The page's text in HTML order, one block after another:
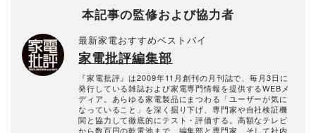
本記事の監修および協力者
最新家電おすすめベストバイ
家電批評編集部
『家電批評』は2009年11月創刊の月刊誌で、毎月3日に
発行している雑誌および家電専門情報を提供するWEBメ
ディア。あらゆる家電製品にまつわる「ユーザーが気に
なっていること」を深く掘り下げ、専門家や自社検証機
関と協力して徹底的にテスト・評価する。高額なテレビ
から数百円の乾電池まで、編集部と専門家、そして社内